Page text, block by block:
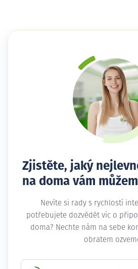
Zjistěte, jaký
na doma vám
Nevíte si rady s rychlostí
potřebujete dozvědět víc o
doma? Nechte nám na sebe
obratem